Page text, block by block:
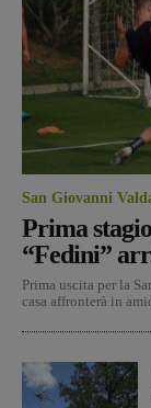
San Giovanni
Prima
“Fedini”
Prima uscita per la
casa affronterà in